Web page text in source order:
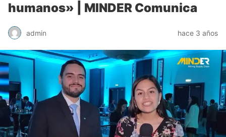
humanos» | MINDER Comunica
admin hace 3 años